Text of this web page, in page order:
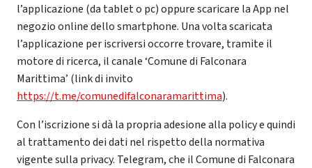
l’applicazione (da tablet o pc) oppure scaricare la App nel
negozio online dello smartphone. Una volta scaricata
l’applicazione per iscriversi occorre trovare, tramite il
motore di ricerca, il canale ‘Comune di Falconara
Marittima’ (link di invito
https://t.me/comunedifalconaramarittima).
Con l’iscrizione si dà la propria adesione alla policy e quindi
al trattamento dei dati nel rispetto della normativa
vigente sulla privacy. Telegram, che il Comune di Falconara